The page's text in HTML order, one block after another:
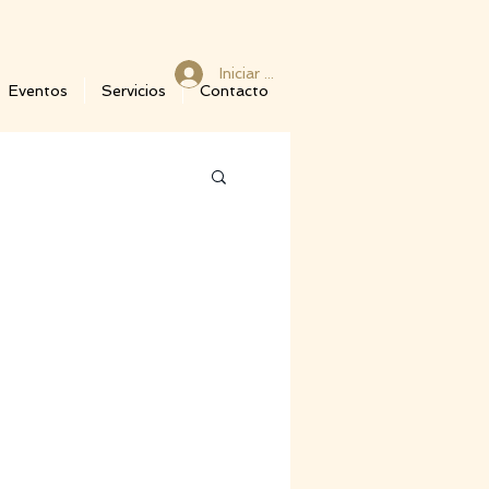
Eventos Servicios Contacto
Iniciar sesión